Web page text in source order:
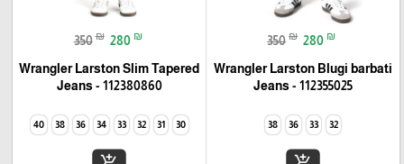
350 ₪ 280 ₪
Wrangler Larston Blugi barbati
Jeans - 112355025
32
33
36
38
350 ₪ 280 ₪
Wrangler Larston Slim Tapered
Jeans - 112380860
30
31
32
33
34
36
38
40